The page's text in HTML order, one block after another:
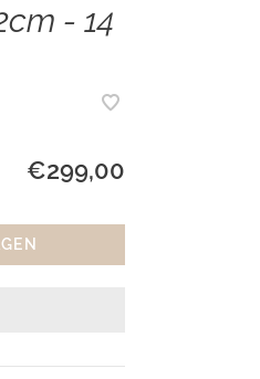
- 14
€299,00